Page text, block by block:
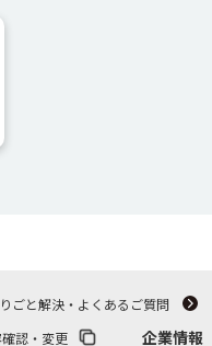
ごと解決・よくあるご質問
認・変更 企業情報